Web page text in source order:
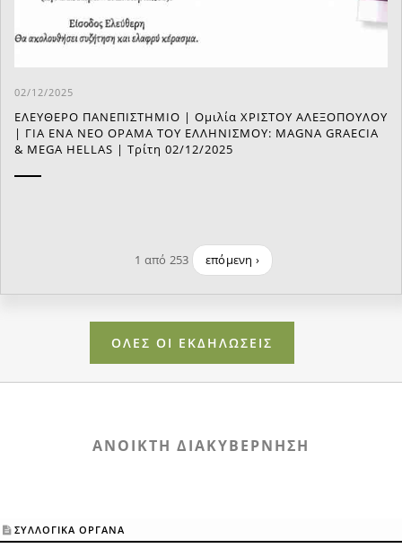
02/12/2025
ΕΛΕΥΘΕΡΟ ΠΑΝΕΠΙΣΤΗΜΙΟ | Ομιλία ΧΡΙΣΤΟΥ ΑΛΕΞΟΠΟΥΛΟΥ
| ΓΙΑ ΕΝΑ ΝΕΟ ΟΡΑΜΑ ΤΟΥ ΕΛΛΗΝΙΣΜΟΥ: MAGNA GRAECIA
& MEGA HELLAS | Τρίτη 02/12/2025
1 από 253 επόμενη ›
ΟΛΕΣ ΟΙ ΕΚΔΗΛΩΣΕΙΣ
ANOIKTH ΔΙΑΚΥΒΕΡΝΗΣΗ
ΣΥΛΛΟΓΙΚΑ ΟΡΓΑΝΑ